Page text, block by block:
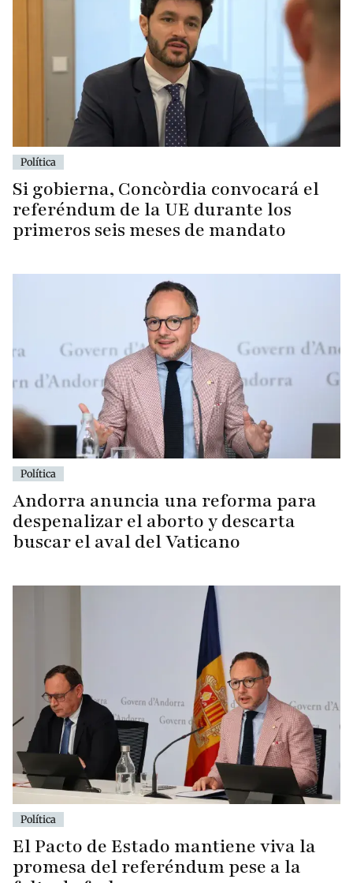
Política
Si gobierna, Concòrdia convocará el
referéndum de la UE durante los
primeros seis meses de mandato
Política
Andorra anuncia una reforma para
despenalizar el aborto y descarta
buscar el aval del Vaticano
Política
El Pacto de Estado mantiene viva la
promesa del referéndum pese a la